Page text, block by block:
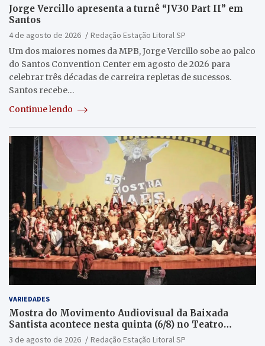
Jorge Vercillo apresenta a turnê “JV30 Part II” em
Santos
4 de agosto de 2026
Redação Estação Litoral SP
Um dos maiores nomes da MPB, Jorge Vercillo sobe ao palco
do Santos Convention Center em agosto de 2026 para
celebrar três décadas de carreira repletas de sucessos.
Santos recebe…
Continue lendo
VARIEDADES
Mostra do Movimento Audiovisual da Baixada
Santista acontece nesta quinta (6/8) no Teatro
Guarany
3 de agosto de 2026
Redação Estação Litoral SP